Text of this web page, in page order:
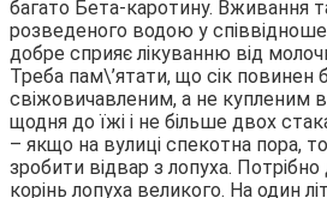
багато Бета-каротину. Вживання
розведеного водою у
добре сприяє лікуванню від
Треба пам\’ятати, що сік повинен
свіжовичавленим, а не купленим
щодня до їжі і не більше двох
– якщо на вулиці спекотна пора,
зробити відвар з лопуха.
корінь лопуха великого. На один